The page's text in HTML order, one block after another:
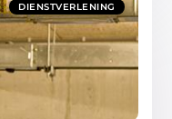
DIENSTVERLENING